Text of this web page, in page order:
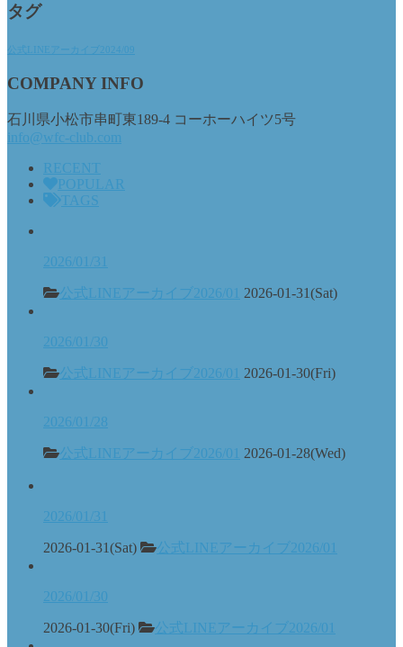
タグ
公式LINEアーカイブ2024/09
COMPANY INFO
石川県小松市串町東189-4 コーホーハイツ5号
info@wfc-club.com
RECENT
POPULAR
TAGS
2026/01/31
公式LINEアーカイブ2026/01 2026-01-31(Sat)
2026/01/30
公式LINEアーカイブ2026/01 2026-01-30(Fri)
2026/01/28
公式LINEアーカイブ2026/01 2026-01-28(Wed)
2026/01/31
2026-01-31(Sat) 公式LINEアーカイブ2026/01
2026/01/30
2026-01-30(Fri) 公式LINEアーカイブ2026/01